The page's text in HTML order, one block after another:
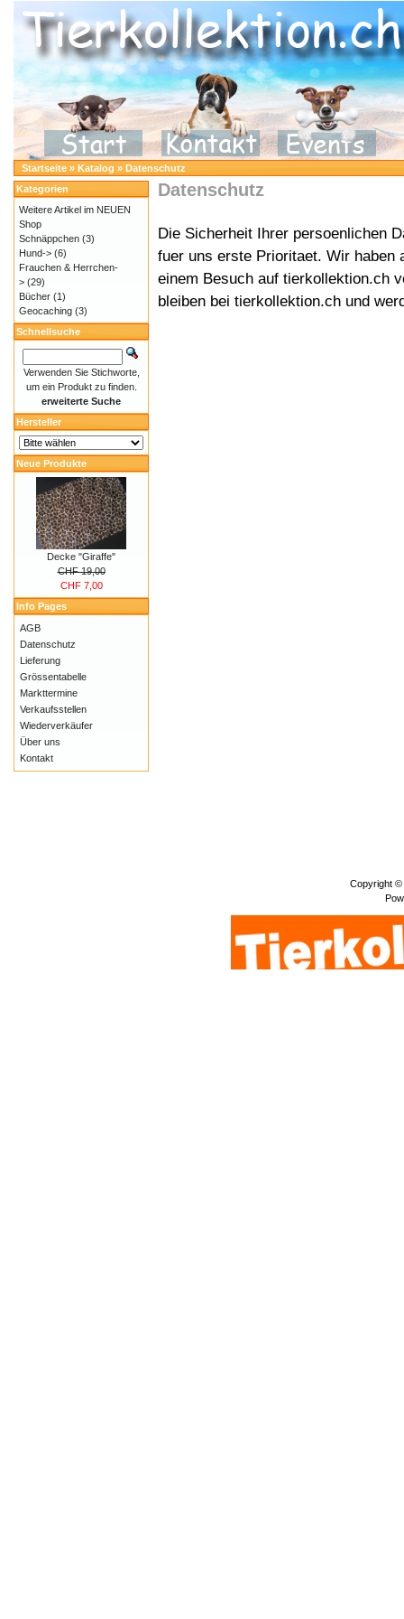
Startseite » Katalog » Datenschutz
Datenschutz
Die Sicherheit Ihrer persoenlichen
fuer uns erste Prioritaet. Wir haben
einem Besuch auf tierkollektion.ch
bleiben bei tierkollektion.ch und
Kategorien
Weitere Artikel im NEUEN
Shop
Schnäppchen (3)
Hund-> (6)
Frauchen & Herrchen-
> (29)
Bücher (1)
Geocaching (3)
Schnellsuche
Verwenden Sie Stichworte,
um ein Produkt zu finden.
erweiterte Suche
Hersteller
Neue Produkte
Decke "Giraffe"
CHF 19,00
CHF 7,00
Info Pages
AGB
Datenschutz
Lieferung
Grössentabelle
Markttermine
Verkaufsstellen
Wiederverkäufer
Über uns
Kontakt
Copyright